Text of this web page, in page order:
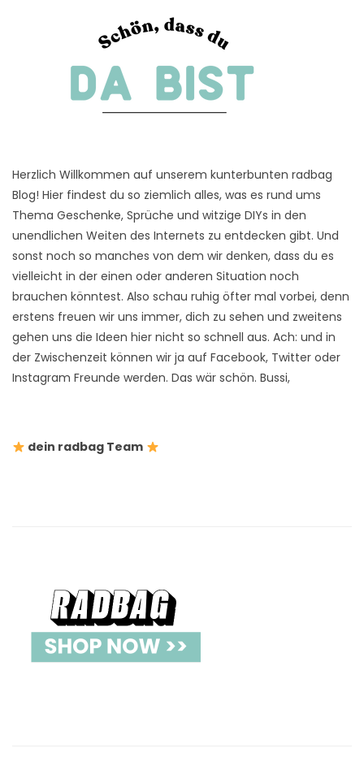
Herzlich Willkommen auf unserem kunterbunten radbag
Blog! Hier findest du so ziemlich alles, was es rund ums
Thema Geschenke, Sprüche und witzige DIYs in den
unendlichen Weiten des Internets zu entdecken gibt. Und
sonst noch so manches von dem wir denken, dass du es
vielleicht in der einen oder anderen Situation noch
brauchen könntest. Also schau ruhig öfter mal vorbei, denn
erstens freuen wir uns immer, dich zu sehen und zweitens
gehen uns die Ideen hier nicht so schnell aus. Ach: und in
der Zwischenzeit können wir ja auf Facebook, Twitter oder
Instagram Freunde werden. Das wär schön. Bussi,
dein radbag Team